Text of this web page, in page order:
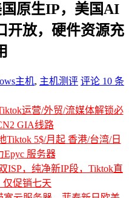
原生IP，美国AI
开放，硬件资源充
主机, 主机测评 评论 10 条
运营/外贸/流媒体解锁必
GIA线路
Tiktok 5$/月起 香港/台湾/日
Epyc 服务器
ISP，纯净新IP段，Tiktok直
仅促销七天